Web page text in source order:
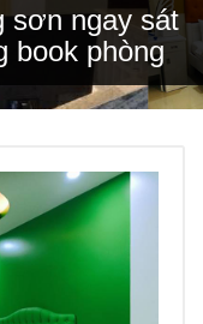
sơn ngay sát
book phòng